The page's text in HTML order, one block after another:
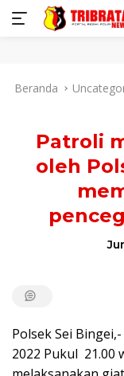
Beranda
Patroli
oleh
Polsek Sei
2022 Pukul 21.00